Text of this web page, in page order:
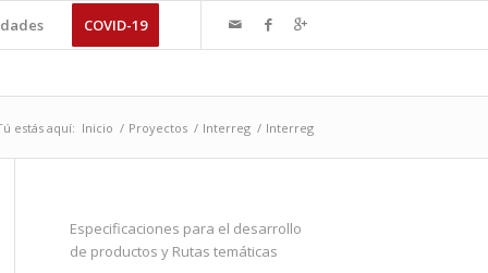
COVID-19
estás aquí: Inicio / Proyectos / Interreg / Interreg
Especificaciones para el desarrollo
de productos y Rutas temáticas